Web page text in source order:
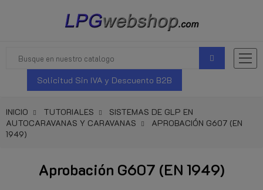
Solicitud Sin IVA y Descuento B2B
INICIO TUTORIALES
SISTEMAS DE GLP EN
AUTOCARAVANAS Y CARAVANAS
APROBACIÓN G607 (EN
1949)
Aprobación G607 (EN 1949)